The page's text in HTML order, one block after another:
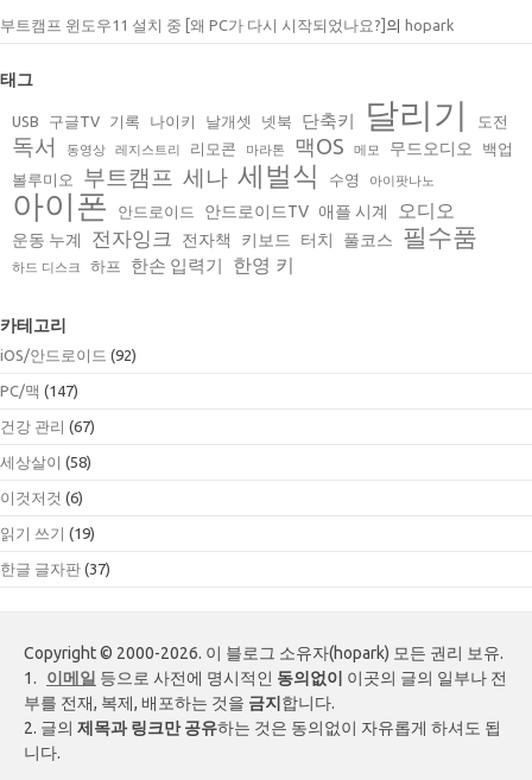
부트캠프 윈도우11 설치 중 [왜 PC가 다시 시작되었나요?] 의 hopark
태그
USB 구글TV 기록 나이키 날개셋 넷북 단축키 달리기 도전
독서 동영상 레지스트리 리모콘 마라톤 맥OS 메모 무드오디오
백업
볼루미오
부트캠프 세나 세벌식 수영 아이팟나노
아이폰 안드로이드 안드로이드TV 애플 시계 오디오
운동 누계 전자잉크 전자책 키보드 터치 풀코스 필수품
하드 디스크 하프 한손 입력기 한영 키
카테고리
iOS/안드로이드 (92)
PC/맥 (147)
건강 관리 (67)
세상살이 (58)
이것저것 (6)
읽기 쓰기 (19)
한글 글자판 (37)
Copyright © 2000-2026. 이 블로그 소유자(hopark) 모든 권리 보유.
1.
이메일 등으로 사전에 명시적인 동의없이 이곳의 글의 일부나 전
부를 전재, 복제, 배포하는 것을 금지 합니다.
2. 글의 제목과 링크만 공유하는 것은 동의없이 자유롭게 하셔도 됩
니다.